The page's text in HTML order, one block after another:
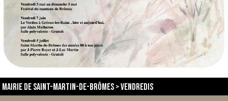
Mairie de Saint-Martin-de-Brômes>vendredis